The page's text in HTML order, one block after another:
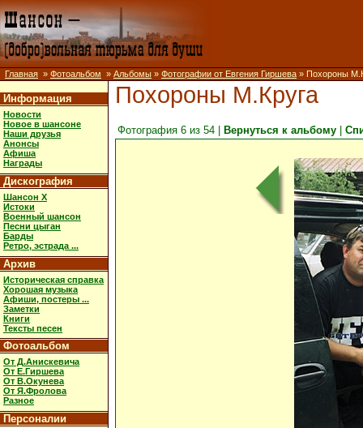
Главная » Фотоальбом » Альбомы » Фотографии от Евгения Гиршева » Похороны
Информация
Новости
Новое в шансоне
Наши друзья
Анонсы
Афиша
Награды
Дискография
Шансон X
Истоки
Военный шансон
Песни цыган
Барды
Ретро, эстрада ...
Архив
Историческая справка
Хорошая музыка
Афиши, постеры ...
Заметки
Книги
Тексты песен
Фотоальбом
От Д.Анискевича
От Е.Гиршева
От В.Окунева
От Я.Фролова
Разное
Персоналии
Похороны М.Круга
Фотография 6 из 54 | Вернуться к альбому